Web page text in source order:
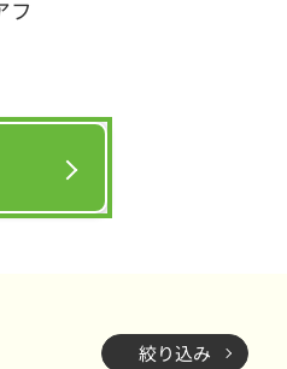
フ
絞り込み